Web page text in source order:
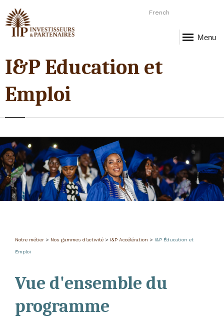
French
Menu
I&P Education et
Emploi
Notre métier > Nos gammes d'activité > I&P Accélération > I&P Éducation et
Emploi
Vue d'ensemble du
programme